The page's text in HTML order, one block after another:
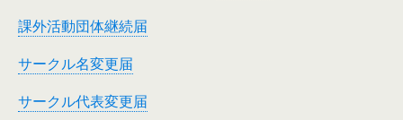
課外活動団体継続届
サークル名変更届
サークル代表変更届